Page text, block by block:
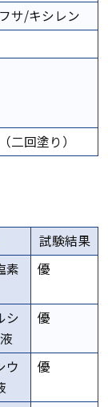
サ/キシレン
二回塗り）
試験結果
素
優
シ
優
ウ
優